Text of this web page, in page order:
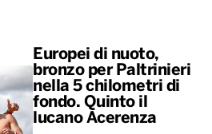
Europei di nuoto,
bronzo per Paltrinieri
nella 5 chilometri di
fondo. Quinto il
lucano Acerenza